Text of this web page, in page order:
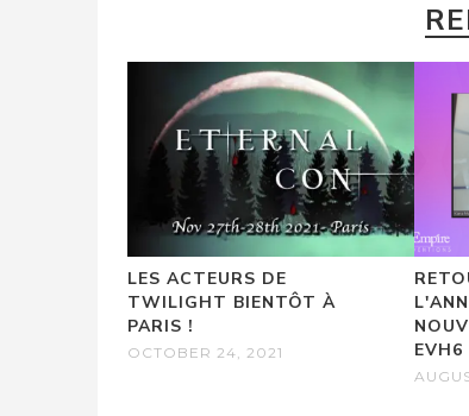
LES ACTEURS DE
TWILIGHT BIENTÔT À
PARIS !
OCTOBER 24, 2021
EVH6